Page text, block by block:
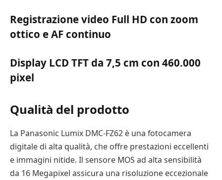
Registrazione video Full HD con zoom
ottico e AF continuo
Display LCD TFT da 7,5 cm con 460.000
pixel
Qualità del prodotto
La Panasonic Lumix DMC-FZ62 è una fotocamera
digitale di alta qualità, che offre prestazioni eccellenti
e immagini nitide. Il sensore MOS ad alta sensibilità
da 16 Megapixel assicura una risoluzione eccezionale